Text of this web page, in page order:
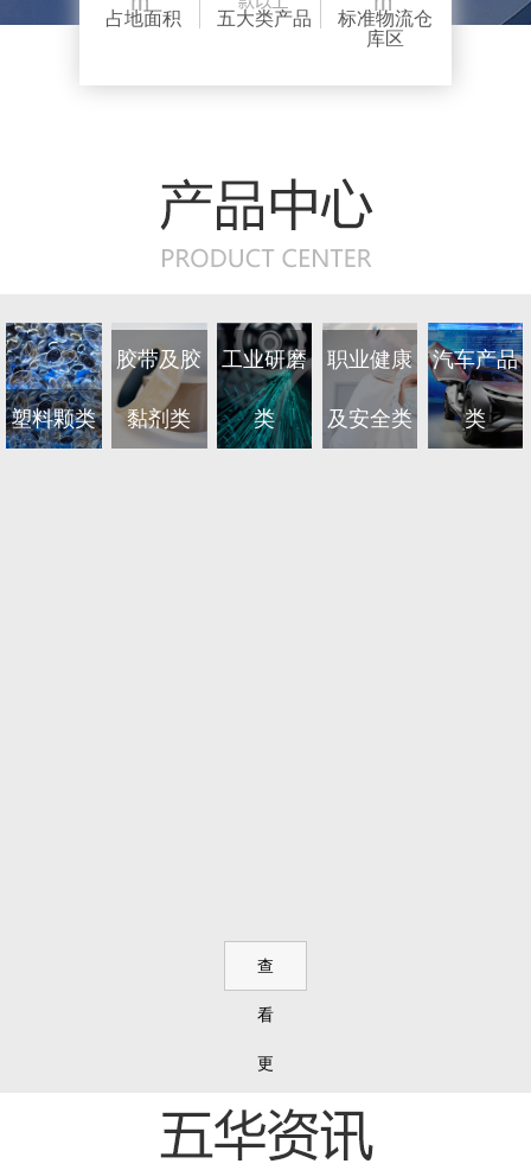
占地面积 五大类产品
标准物流仓
库区
塑料颗类
胶带及胶
黏剂类
工业研磨
类
职业健康
及安全类
汽车产品
类
查
看
更
多